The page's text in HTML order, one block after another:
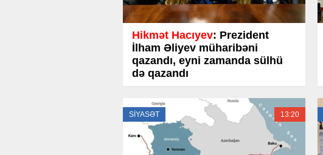
Hikmət Hacıyev: Prezident
İlham Əliyev müharibəni
qazandı, eyni zamanda sülhü
də qazandı
SİYASƏT 13:20